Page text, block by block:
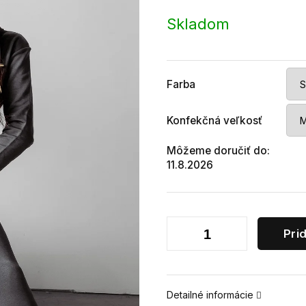
cena:
Skladom
Farba
Konfekčná veľkosť
Môžeme doručiť do:
11.8.2026
Detailné informácie